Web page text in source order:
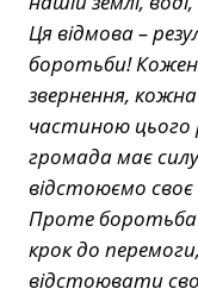
Ця відмова –
боротьби! Кожен
звернення,
частиною цього
громада має
відстоюємо своє
Проте боротьба
крок до
відстоювати